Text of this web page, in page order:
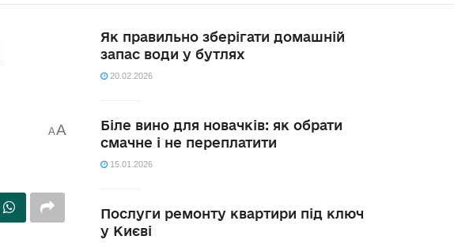
AA
Як правильно зберігати домашній
запас води у бутлях
20.02.2026
Біле вино для новачків: як обрати
смачне і не переплатити
15.01.2026
Послуги ремонту квартири під ключ
у Києві